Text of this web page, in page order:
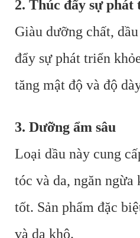
2. Thúc đẩy sự phát
Giàu dưỡng chất,
đẩy sự phát triển
tăng mật độ và độ
3. Dưỡng ẩm sâu
Loại dầu này cung
tóc và da, ngăn
tốt. Sản phẩm đặc
và da khô.